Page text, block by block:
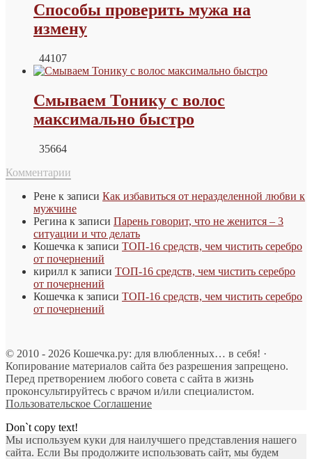
Способы проверить мужа на
измену
44107
Смываем Тонику с волос
максимально быстро
35664
Комментарии
Рене к записи Как избавиться от неразделенной любви к
мужчине
Регина к записи Парень говорит, что не женится – 3
ситуации и что делать
Кошечка к записи ТОП-16 средств, чем чистить серебро
от почернений
кирилл к записи ТОП-16 средств, чем чистить серебро
от почернений
Кошечка к записи ТОП-16 средств, чем чистить серебро
от почернений
© 2010 - 2026 Кошечка.ру: для влюбленных… в себя! ·
Копирование материалов сайта без разрешения запрещено.
Перед претворением любого совета с сайта в жизнь
проконсультируйтесь с врачом и/или специалистом.
Пользовательское Соглашение
Don`t copy text!
Мы используем куки для наилучшего представления нашего
сайта. Если Вы продолжите использовать сайт, мы будем